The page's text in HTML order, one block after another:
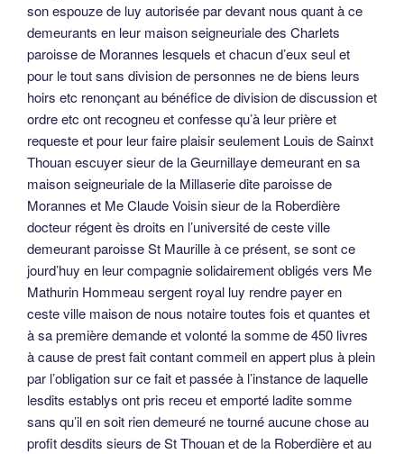
son espouze de luy autorisée par devant nous quant à ce
demeurants en leur maison seigneuriale des Charlets
paroisse de Morannes lesquels et chacun d’eux seul et
pour le tout sans division de personnes ne de biens leurs
hoirs etc renonçant au bénéfice de division de discussion et
ordre etc ont recogneu et confesse qu’à leur prière et
requeste et pour leur faire plaisir seulement Louis de Sainxt
Thouan escuyer sieur de la Geurnillaye demeurant en sa
maison seigneuriale de la Millaserie dite paroisse de
Morannes et Me Claude Voisin sieur de la Roberdière
docteur régent ès droits en l’université de ceste ville
demeurant paroisse St Maurille à ce présent, se sont ce
jourd’huy en leur compagnie solidairement obligés vers Me
Mathurin Hommeau sergent royal luy rendre payer en
ceste ville maison de nous notaire toutes fois et quantes et
à sa première demande et volonté la somme de 450 livres
à cause de prest fait contant commeil en appert plus à plein
par l’obligation sur ce fait et passée à l’instance de laquelle
lesdits establys ont pris receu et emporté ladite somme
sans qu’il en soit rien demeuré ne tourné aucune chose au
profit desdits sieurs de St Thouan et de la Roberdière et au